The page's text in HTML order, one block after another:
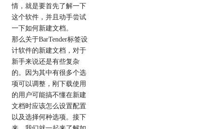
情，就是要首先了解一下
这个软件，并且动手尝试
一下如何新建文档。
那么关于BarTender标签设
计软件的新建文档，对于
新手来说还是有些复杂
的。因为其中有很多个选
项可以调整，刚下载使用
的用户可能搞不懂在新建
文档时应该怎么设置配置
以及选择何种选项。接下